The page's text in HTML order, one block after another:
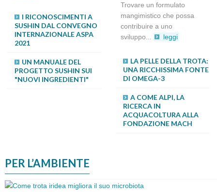
I RICONOSCIMENTI A
SUSHIN DAL CONVEGNO
INTERNAZIONALE ASPA
2021
UN MANUALE DEL
PROGETTO SUSHIN SUI
"NUOVI INGREDIENTI"
MICROALGHE E
CIANOBATTERI NUOVI
INGREDIENTI PER
L’ALIMENTAZIONE
ALLEVATI
È POSSIBILE RIDURRE
E SOIA NELLA DIETA
DELLA TROTA
PRODUCENDO PESCE DI
QUALITÀ?
Trovare un formulato
mangimistico che possa
contribuire a uno
sviluppo...
leggi
LA PELLE DELLA TROTA:
UNA RICCHISSIMA FONTE
DI OMEGA-3
A COME ALPI, LA
RICERCA IN
ACQUACOLTURA ALLA
FONDAZIONE MACH
PER L’AMBIENTE